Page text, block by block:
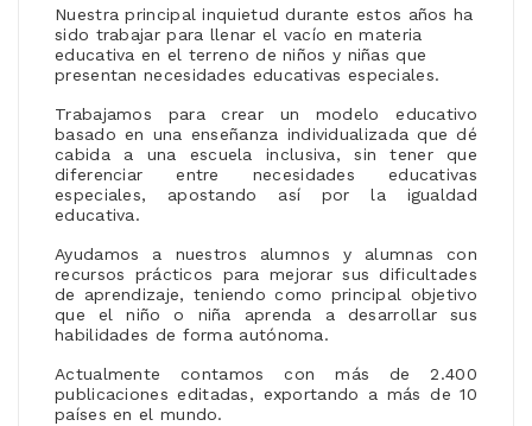
Nuestra principal inquietud durante estos años ha
sido trabajar para llenar el vacío en materia
educativa en el terreno de niños y niñas que
presentan necesidades educativas especiales.
Trabajamos para crear un modelo educativo
basado en una enseñanza individualizada que dé
cabida a una escuela inclusiva, sin tener que
diferenciar entre necesidades educativas
especiales, apostando así por la igualdad
educativa.
Ayudamos a nuestros alumnos y alumnas con
recursos prácticos para mejorar sus dificultades
de aprendizaje, teniendo como principal objetivo
que el niño o niña aprenda a desarrollar sus
habilidades de forma autónoma.
Actualmente contamos con más de 2.400
publicaciones editadas, exportando a más de 10
países en el mundo.